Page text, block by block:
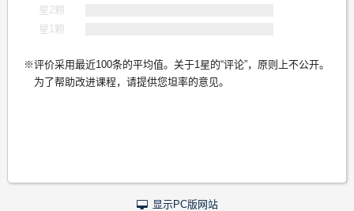
星2颗
星1颗
评价采用最近100条的平均值。关于1星的“评论”，原则上不公开。
为了帮助改进课程，请提供您坦率的意见。
显示PC版网站